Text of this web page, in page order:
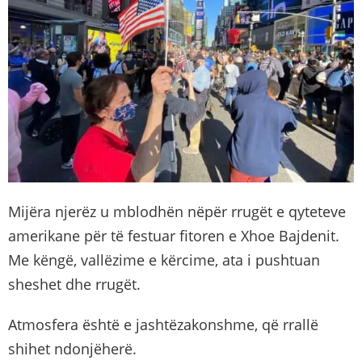
Mijëra njerëz u mblodhën nëpër rrugët e qyteteve
amerikane për të festuar fitoren e Xhoe Bajdenit.
Me këngë, vallëzime e kërcime, ata i pushtuan
sheshet dhe rrugët.
Atmosfera është e jashtëzakonshme, që rrallë
shihet ndonjëherë.